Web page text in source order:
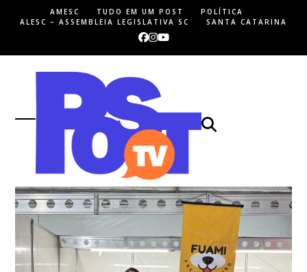
AMESC TUDO EM UM POST
POLÍTICA
ALESC – ASSEMBLEIA LEGISLATIVA SC
SANTA CATARINA
Facebook
Instagram
YouTube
Open
mobile
menu
Close
mobile
menu